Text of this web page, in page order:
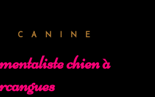
CANINE